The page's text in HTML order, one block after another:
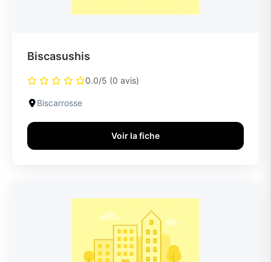
Biscasushis
0.0/5 (0 avis)
Biscarrosse
Voir la fiche